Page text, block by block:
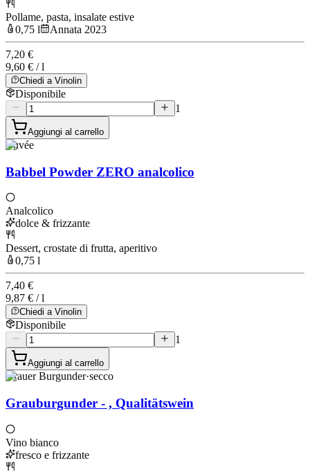
Pollame, pasta, insalate estive
0,75 l
Annata 2023
7,20 €
9,60 € / l
Chiedi a Vinolin
Disponibile
1
Aggiungi al carrello
Cuvée
Babbel Powder ZERO analcolico
Analcolico
dolce & frizzante
Dessert, crostate di frutta, aperitivo
0,75 l
7,40 €
9,87 € / l
Chiedi a Vinolin
Disponibile
1
Aggiungi al carrello
Grauer Burgunder·secco
Grauburgunder - , Qualitätswein
Vino bianco
fresco e frizzante